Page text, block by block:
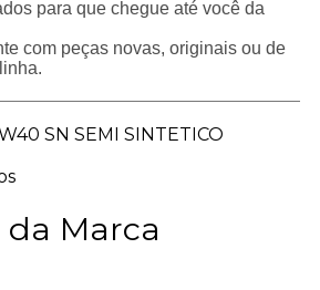
para que chegue até você da
com peças novas, originais ou de
SN SEMI SINTETICO
da Marca